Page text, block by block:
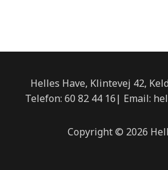
Helles Have, Klintevej 42,
Telefon: 60 82 44 16| Email:
Copyright © 2026